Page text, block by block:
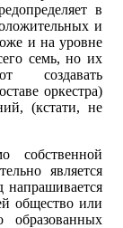
в
и
и на уровне
семь, но их
создавать
оркестра)
(кстати, не
собственной
является
общество или